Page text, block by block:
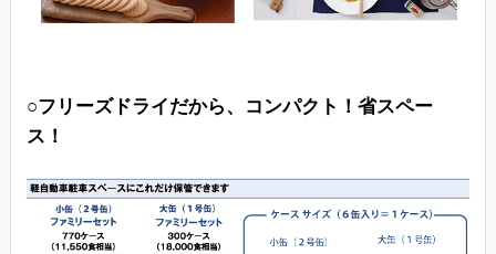
○フリーズドライだから、コンパクト！省スペー
ス！